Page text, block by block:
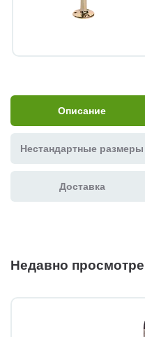
Описание
Нестандартные размеры
Доставка
Недавно